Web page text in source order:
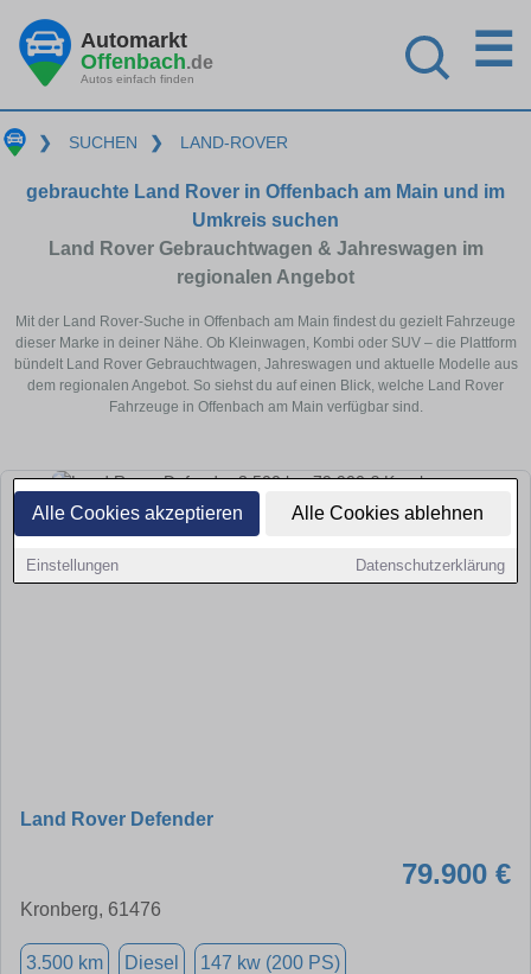
Alle Cookies akzeptieren Alle Cookies ablehnen
Einstellungen Datenschutzerklärung
Automarkt
Offenbach.de
Autos einfach finden
☰
❯ SUCHEN ❯ LAND-ROVER
gebrauchte Land Rover in Offenbach am Main und im
Umkreis suchen
Land Rover Gebrauchtwagen & Jahreswagen im
regionalen Angebot
Mit der Land Rover-Suche in Offenbach am Main findest du gezielt Fahrzeuge
dieser Marke in deiner Nähe. Ob Kleinwagen, Kombi oder SUV – die Plattform
bündelt Land Rover Gebrauchtwagen, Jahreswagen und aktuelle Modelle aus
dem regionalen Angebot. So siehst du auf einen Blick, welche Land Rover
Fahrzeuge in Offenbach am Main verfügbar sind.
Land Rover Defender
79.900 €
Kronberg, 61476
3.500 km Diesel 147 kw (200 PS)